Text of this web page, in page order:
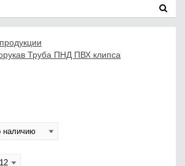
Труба ПНД ПВХ клипса